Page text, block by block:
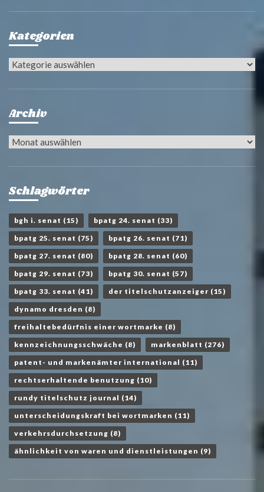
Kategorien
Kategorien
Archiv
Archiv
Schlagwörter
bgh i. senat (15) bpatg 24. senat (33)
bpatg 25. senat (75) bpatg 26. senat (71)
bpatg 27. senat (80) bpatg 28. senat (60)
bpatg 29. senat (73) bpatg 30. senat (57)
bpatg 33. senat (41) der titelschutzanzeiger (15)
dynamo dresden (8)
freihaltebedürfnis einer wortmarke (8)
kennzeichnungsschwäche (8) markenblatt (276)
patent- und markenämter international (11)
rechtserhaltende benutzung (10)
rundy titelschutz journal (14)
unterscheidungskraft bei wortmarken (11)
verkehrsdurchsetzung (8)
ähnlichkeit von waren und dienstleistungen (9)